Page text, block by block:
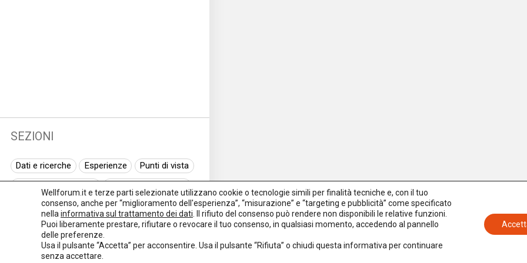
SEZIONI
Dati e ricerche Esperienze
Punti di vista
Normativa europea
Rassegna normativa
I seminari di Welforum
Eventi
Spazio ai promotori
Wellforum.it e terze parti selezionate utilizzano cookie o tecnologie simili per finalità tecniche e, con il tuo
consenso, anche per “miglioramento dell'esperienza”, “misurazione” e “targeting e pubblicità” come specificato
nella informativa sul trattamento dei dati . Il rifiuto del consenso può rendere non disponibili le relative funzioni.
Puoi liberamente prestare, rifiutare o revocare il tuo consenso, in qualsiasi momento, accedendo al pannello
delle preferenze.
Usa il pulsante “Accetta” per acconsentire. Usa il pulsante “Rifiuta” o chiudi questa informativa per continuare
senza accettare.